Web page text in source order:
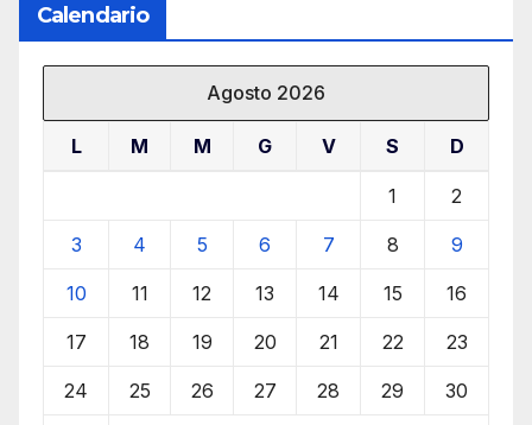
Calendario
Agosto 2026
L M M G V S D
1 2
3 4 5 6 7 8 9
10 11 12 13 14 15 16
17 18 19 20 21 22 23
24 25 26 27 28 29 30